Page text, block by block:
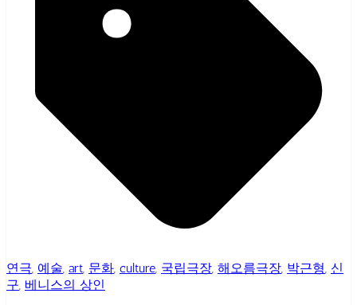
연극, 예술, art, 문화, culture, 국립극장, 해오름극장, 박근형, 신
구, 베니스의 상인